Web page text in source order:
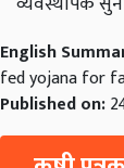
fed yojana for
Published on:
कृषी